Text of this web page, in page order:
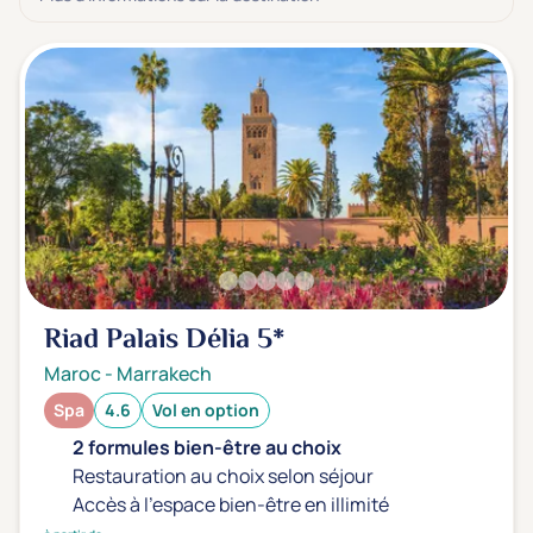
3 étoiles ***
Note de nos clients
D'après notre partenaire Avis-Vérifiés
Parfait: 4.5+
(6)
Excellent: 4+
(8)
Très bien: 3.5+
(10)
Envie de
Bord de mer
Ville
Montagne
Campagne
Riad Palais Délia 5*
Maroc- Marrakech
Spa 4.6 Vol en option
2 formules bien-être au choix
Restauration au choix selon séjour
Accès à l'espace bien-être en illimité